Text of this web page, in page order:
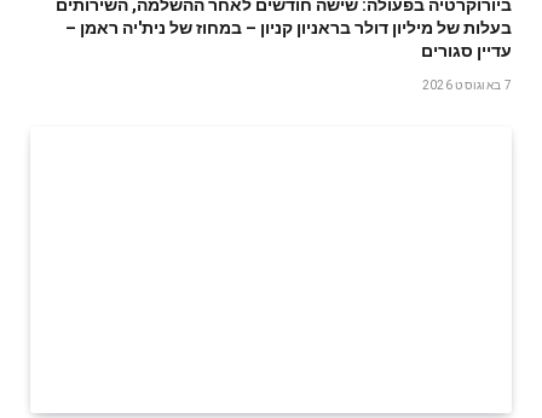
ביורוקרטיה בפעולה: שישה חודשים לאחר ההשלמה, השירותים
בעלות של מיליון דולר בראניון קניון – במחוז של נית'יה ראמן –
עדיין סגורים
7 באוגוסט 2026